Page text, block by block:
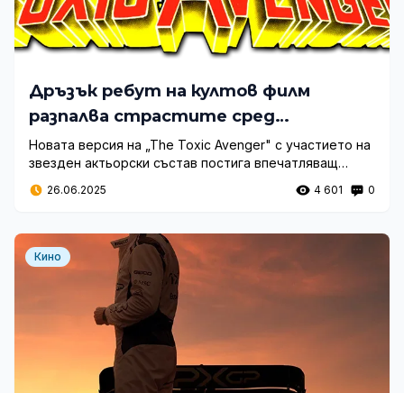
Дръзък ребут на култов филм
разпалва страстите сред
зрителите
Новата версия на „The Toxic Avenger" с участието на
звезден актьорски състав постига впечатляващ
рейтинг и предизвиква бурни дискусии сред
феновете на киното с уникален хумористичен
26.06.2025 4 601 0
Кино